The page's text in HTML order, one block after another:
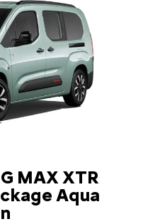
MAX XTR
Aqua